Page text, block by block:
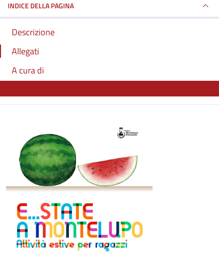
INDICE DELLA PAGINA
Descrizione
Allegati
A cura di